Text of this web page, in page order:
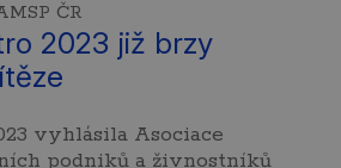
ČR
2023 již brzy
vyhlásila Asociace
podniků a živnostníků